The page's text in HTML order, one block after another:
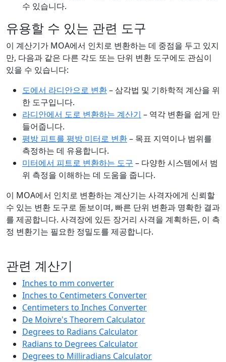
수 있습니다.
유용할 수 있는 관련 도구
이 계산기가 MOA에서 인치로 변환하는 데 중점을 두고 있지
만, 다음과 같은 다른 각도 또는 단위 변환 도구에도 관심이
있을 수 있습니다:
도에서 라디안으로 변환– 삼각법 및 기하학적 계산을 위
한 도구입니다.
라디안에서 도로 변환하는 계산기 – 역각 변환을 쉽게 만
들어줍니다.
평방 피트를 평방 미터로 변환– 목표 지역이나 범위를
측정하는 데 유용합니다.
미터에서 피트로 변환하는 도구 – 다양한 시스템에서 범
위 측정을 이해하는 데 도움을 줍니다.
이 MOA에서 인치로 변환하는 계산기는 사격자에게 신뢰할
수 있는 변환 도구로 돋보이며, 빠른 단위 변환과 명확한 결과
를 제공합니다. 사격장에 있든 장거리 사격을 계획하든, 이 측
정 변환기는 필요한 정밀도를 제공합니다.
관련 계산기
Inches to mm converter
Inches to Centimeters Converter
Centimeters to Inches Converter
De Moivre's Theorem Calculator
Degrees to Radians Calculator
Radians to Degrees Calculator
Degrees to Milliradians Calculator